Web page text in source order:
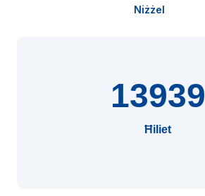
13939
Ħiliet